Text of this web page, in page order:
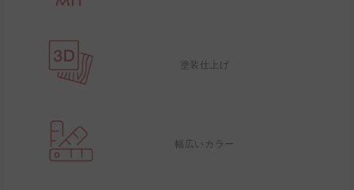
塗装仕上げ
幅広いカラー